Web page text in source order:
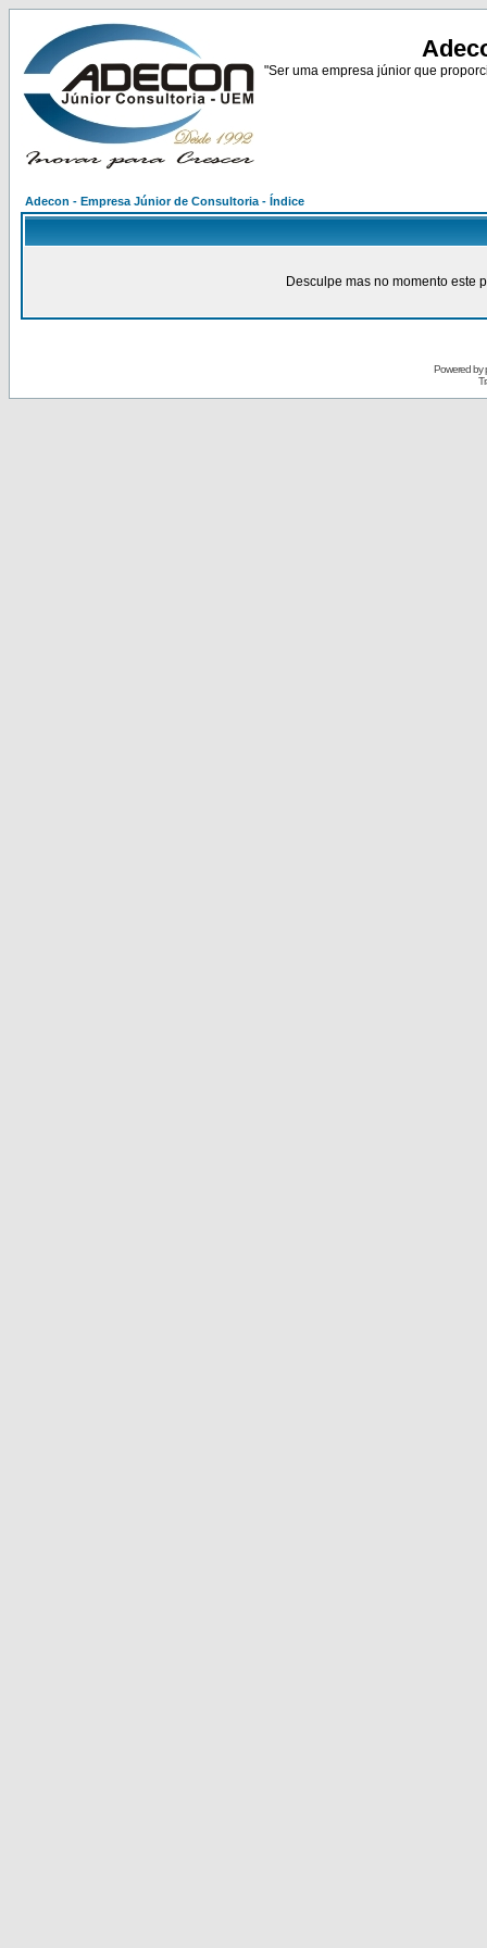
"Ser uma empresa júnior que
Adecon - Empresa Júnior de Consultoria - Índice
Desculpe mas no momento este
Powered by